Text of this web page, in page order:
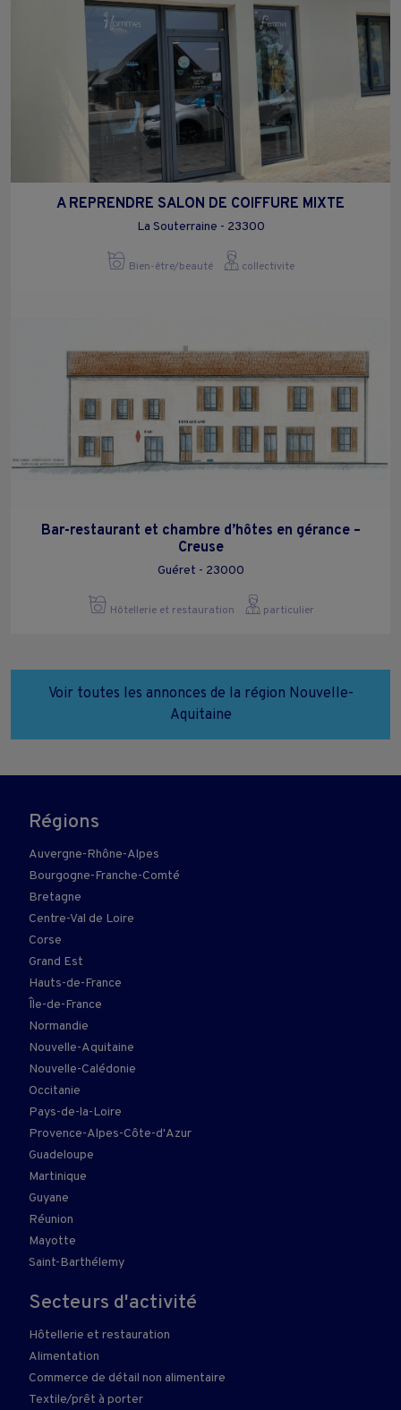
A REPRENDRE SALON DE COIFFURE MIXTE
La Souterraine - 23300
Bien-être/beauté collectivite
Bar-restaurant et chambre d’hôtes en gérance –
Creuse
Guéret - 23000
Hôtellerie et restauration particulier
Voir toutes les annonces de la région Nouvelle-
Aquitaine
Régions
Auvergne-Rhône-Alpes
Bourgogne-Franche-Comté
Bretagne
Centre-Val de Loire
Corse
Grand Est
Hauts-de-France
Île-de-France
Normandie
Nouvelle-Aquitaine
Nouvelle-Calédonie
Occitanie
Pays-de-la-Loire
Provence-Alpes-Côte-d'Azur
Guadeloupe
Martinique
Guyane
Réunion
Mayotte
Saint-Barthélemy
Secteurs d'activité
Hôtellerie et restauration
Alimentation
Commerce de détail non alimentaire
Textile/prêt à porter